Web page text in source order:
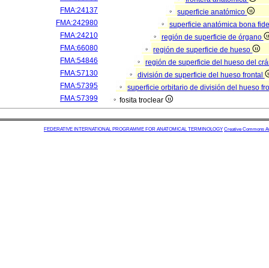
FMA:24137
superficie anatómico
FMA:242980
superficie anatómica bona fide
FMA:24210
región de superficie de órgano
FMA:66080
región de superficie de hueso
FMA:54846
región de superficie del hueso del
FMA:57130
división de superficie del hueso frontal
FMA:57395
superficie orbitario de división del hueso
FMA:57399
fosita troclear
FEDERATIVE INTERNATIONAL PROGRAMME FOR ANATOMICAL TERMINOLOGY Creative Commons